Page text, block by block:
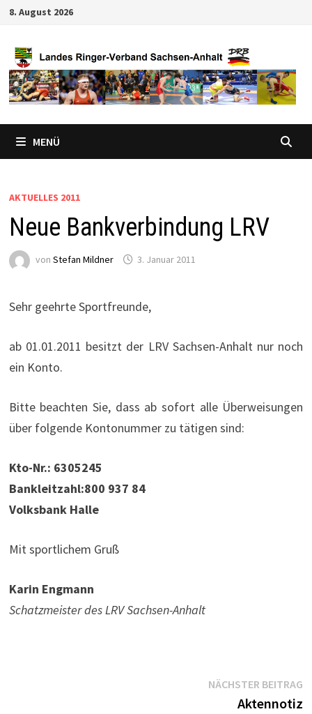
Zum
springen
8. August 2026
MENÜ
AKTUELLES 2011
Neue Bankverbindung LRV
von Stefan Mildner 3. Januar 2011
Sehr geehrte Sportfreunde,
ab 01.01.2011 besitzt der LRV Sachsen-Anhalt nur noch
ein Konto.
Bitte beachten Sie, dass ab sofort alle Überweisungen
über folgende Kontonummer zu tätigen sind:
Kto-Nr.: 6305245
Bankleitzahl:800 937 84
Volksbank Halle
Mit sportlichem Gruß
Karin Engmann
Schatzmeister des LRV Sachsen-Anhalt
NÄCHSTER BEITRAG
Aktennotiz